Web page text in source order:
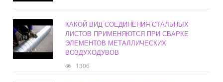
КАКОЙ ВИД СОЕДИНЕНИЯ СТАЛЬНЫХ
ЛИСТОВ ПРИМЕНЯЮТСЯ ПРИ СВАРКЕ
ЭЛЕМЕНТОВ МЕТАЛЛИЧЕСКИХ
ВОЗДУХОДУВОВ
1306